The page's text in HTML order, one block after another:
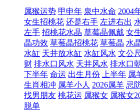
属猴运势 甲申年 泉中水命 2004
女生招桃花 还是右手 左进右出
左手 招桃花水晶 草莓晶佩戴 女
晶功效 草莓晶招桃花 草莓晶 水
水缸 天井放水缸 水缸风水 文公
财 排水口风水 天井风水 排水口
下半年 命运 出生月份 上半年 属
生肖相冲 属羊小人 2026属羊 忌
找男朋友 桃花运 属猴女 属猴女
脱单